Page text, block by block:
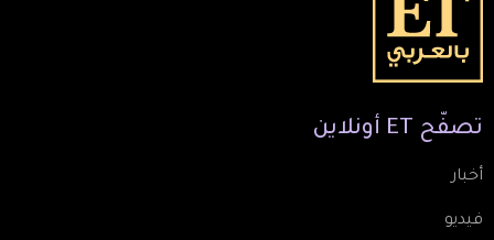
تصفّح ET أونلاين
أخبار
فيديو